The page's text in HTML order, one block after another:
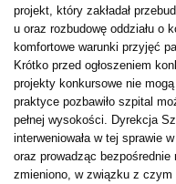
projekt, który zakładał
u oraz rozbudowę oddziału o
komfortowe warunki przyjęć
Krótko przed ogłoszeniem
projekty konkursowe nie
praktyce pozbawiło szpital
pełnej wysokości. Dyrekcja
interweniowała w tej sprawie
oraz prowadząc
zmieniono, w związku z czym